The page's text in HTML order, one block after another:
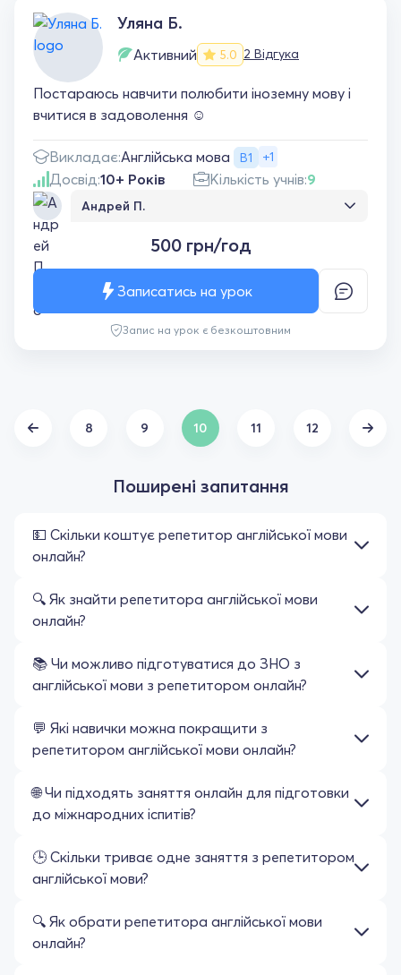
Уляна Б.
Активний 5.0 2 Відгука
Постараюсь навчити полюбити іноземну мову і
вчитися в задоволення ☺️
Викладає:Англійська мова В1 +1
Досвід:10+ Років Кількість учнів:9
Андрей П.
мовою з пані Уляною. Мені подобається що
атмосфера. Йдемо по темах покроково, є
можливість говорити на теми які мені цікаві і
уточнювати все що незрозуміло. Це дуже
допомагає в навчанні.
500 грн/год
Запис на урок є безкоштовним
Записатись на урок
8 9 10 11 12
Поширені запитання
💵 Скільки коштує репетитор англійської мови
онлайн?
🔍 Як знайти репетитора англійської мови
онлайн?
📚 Чи можливо підготуватися до ЗНО з
англійської мови з репетитором онлайн?
💬 Які навички можна покращити з
репетитором англійської мови онлайн?
🌐 Чи підходять заняття онлайн для підготовки
до міжнародних іспитів?
🕒 Скільки триває одне заняття з репетитором
англійської мови?
🔍 Як обрати репетитора англійської мови
онлайн?